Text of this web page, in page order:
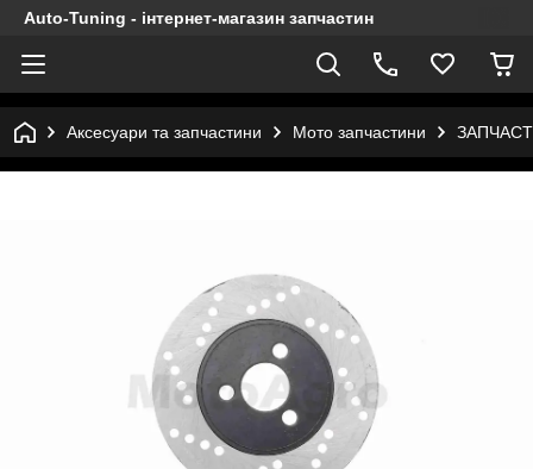
Auto-Tuning - інтернет-магазин запчастин
Аксесуари та запчастини Мото запчастини